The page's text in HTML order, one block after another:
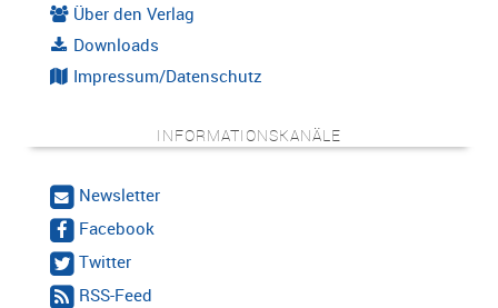
Über den Verlag
Downloads
Impressum/Datenschutz
INFORMATIONSKANÄLE
Newsletter
Facebook
Twitter
RSS-Feed